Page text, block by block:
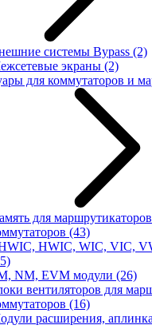
системы Bypass (2)
экраны (2)
для коммутаторов и
для
(43)
HWIC, WIC, VIC,
NM, EVM модули (26)
вентиляторов для
(16)
расширения,